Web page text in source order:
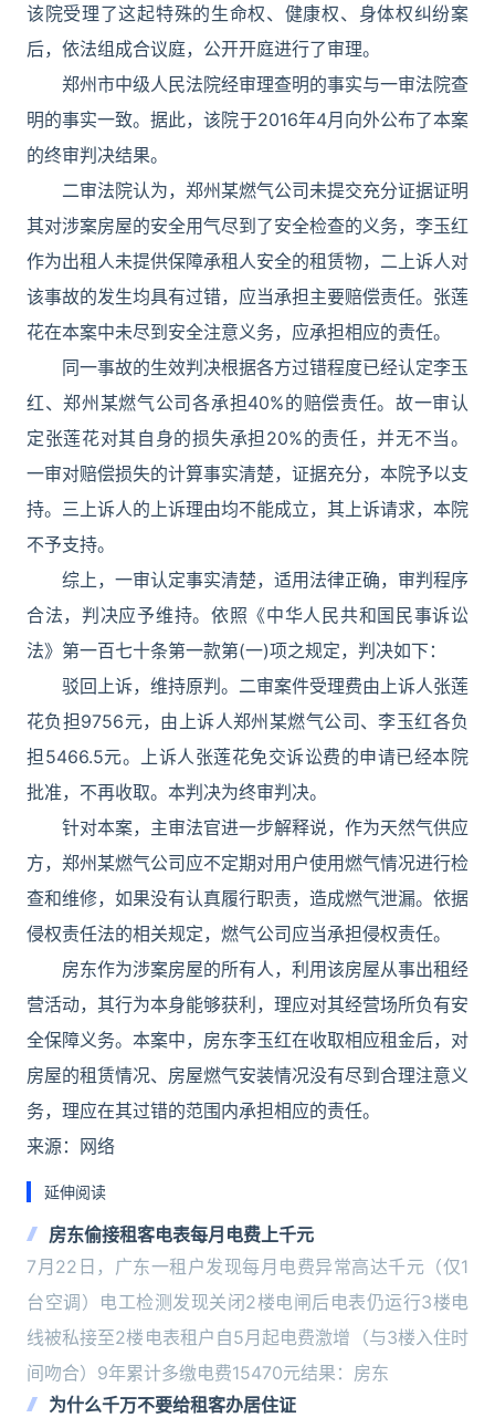
该院受理了这起特殊的生命权、健康权、身体权纠纷案
后，依法组成合议庭，公开开庭进行了审理。
郑州市中级人民法院经审理查明的事实与一审法院查
明的事实一致。据此，该院于2016年4月向外公布了本案
的终审判决结果。
二审法院认为，郑州某燃气公司未提交充分证据证明
其对涉案房屋的安全用气尽到了安全检查的义务，李玉红
作为出租人未提供保障承租人安全的租赁物，二上诉人对
该事故的发生均具有过错，应当承担主要赔偿责任。张莲
花在本案中未尽到安全注意义务，应承担相应的责任。
同一事故的生效判决根据各方过错程度已经认定李玉
红、郑州某燃气公司各承担40%的赔偿责任。故一审认
定张莲花对其自身的损失承担20%的责任，并无不当。
一审对赔偿损失的计算事实清楚，证据充分，本院予以支
持。三上诉人的上诉理由均不能成立，其上诉请求，本院
不予支持。
综上，一审认定事实清楚，适用法律正确，审判程序
合法，判决应予维持。依照《中华人民共和国民事诉讼
法》第一百七十条第一款第(一)项之规定，判决如下：
驳回上诉，维持原判。二审案件受理费由上诉人张莲
花负担9756元，由上诉人郑州某燃气公司、李玉红各负
担5466.5元。上诉人张莲花免交诉讼费的申请已经本院
批准，不再收取。本判决为终审判决。
针对本案，主审法官进一步解释说，作为天然气供应
方，郑州某燃气公司应不定期对用户使用燃气情况进行检
查和维修，如果没有认真履行职责，造成燃气泄漏。依据
侵权责任法的相关规定，燃气公司应当承担侵权责任。
房东作为涉案房屋的所有人，利用该房屋从事出租经
营活动，其行为本身能够获利，理应对其经营场所负有安
全保障义务。本案中，房东李玉红在收取相应租金后，对
房屋的租赁情况、房屋燃气安装情况没有尽到合理注意义
务，理应在其过错的范围内承担相应的责任。
来源：网络
延伸阅读
房东偷接租客电表每月电费上千元
7月22日，广东一租户发现每月电费异常高达千元（仅1
台空调）电工检测发现关闭2楼电闸后电表仍运行3楼电
线被私接至2楼电表租户自5月起电费激增（与3楼入住时
间吻合）9年累计多缴电费15470元结果：房东
为什么千万不要给租客办居住证